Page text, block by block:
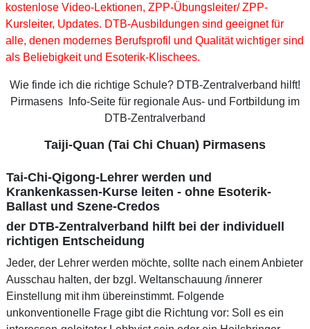
kostenlose Video-Lektionen, ZPP-Übungsleiter/ ZPP-
Kursleiter, Updates. DTB-Ausbildungen sind geeignet für
alle, denen modernes Berufsprofil und Qualität wichtiger sind
als Beliebigkeit und Esoterik-Klischees.
Wie finde ich die richtige Schule? DTB-Zentralverband hilft!
Pirmasens Info-Seite für regionale Aus- und Fortbildung im
DTB-Zentralverband
Taiji-Quan (Tai Chi Chuan) Pirmasens
Tai-Chi-Qigong-Lehrer werden und
Krankenkassen-Kurse leiten - ohne Esoterik-
Ballast und Szene-Credos
der DTB-Zentralverband hilft bei der individuell
richtigen Entscheidung
Jeder, der Lehrer werden möchte, sollte nach einem Anbieter
Ausschau halten, der bzgl. Weltanschauung /innerer
Einstellung mit ihm übereinstimmt. Folgende
unkonventionelle Frage gibt die Richtung vor: Soll es ein